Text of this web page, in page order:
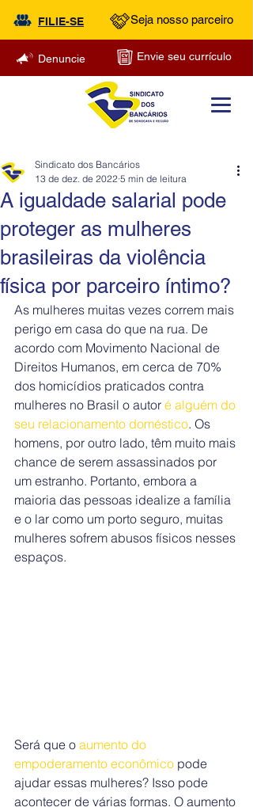
FILIE-SE Seja nosso parceiro
Denuncie Envie seu currículo
A igualdade salarial pode
proteger as mulheres
brasileiras da violência
física por parceiro íntimo?
Sindicato dos Bancários
13 de dez. de 2022 5 min de leitura
As mulheres muitas vezes correm mais
perigo em casa do que na rua. De
acordo com Movimento Nacional de
Direitos Humanos, em cerca de 70%
dos homicídios praticados contra
mulheres no Brasil o autor é alguém do
seu relacionamento doméstico. Os
homens, por outro lado, têm muito mais
chance de serem assassinados por
um estranho. Portanto, embora a
maioria das pessoas idealize a família
e o lar como um porto seguro, muitas
mulheres sofrem abusos físicos nesses
espaços.
Será que o aumento do
empoderamento econômico pode
ajudar essas mulheres? Isso pode
acontecer de várias formas. O aumento